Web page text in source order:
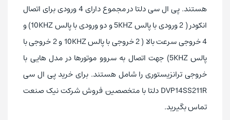
باتری داخلی ندارد
بیشترین ورودی و خروجی دیجیتال قابل افزایش 480
پورت ارتباطی Mini USB ندارد
حافظه برنامه نویسی 8K STEP
پورت اتصال ماژول از سمت چپ ندارد
پورت اتصال ماژول از سمت راست
هستند. پی ال سی دلتا در مجموع دارای 4 ورودی برای اتصال
انکودر ( 2 ورودی با پالس 5KHZ و دو ورودی با پالس 10KHZ) و
4 خروجی سرعت بالا ( 2 خروجی با پالس 10KHZ و 2 خروجی با
پالس 5KHZ) جهت اتصال به سروو موتور‌ها در مدل هایی با
خروجی ترانزیستوری را شامل هستند. برای خرید پی ال سی
DVP14SS211R دلتا با متخصصین فروش شرکت نیک صنعت
تماس بگیرید.